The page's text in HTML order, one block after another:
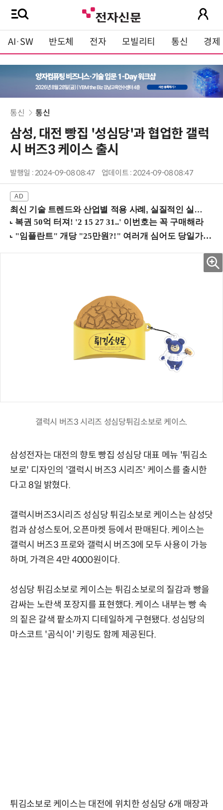
AI·SW 반도체 전자 모빌리티 통신 경제
통신 통신
삼성, 대전 빵집 '성심당'과 협업한 갤럭
시 버즈3 케이스 출시
발행일 : 2024-09-08 08:47 업데이트 : 2024-09-08 08:47
최신 기술 트렌드와 산업별 적용 사례, 실질적인 실행 전략을 공유 (9/18 양재역)
갤럭시 버즈3 시리즈 성심당튀김소보로 케이스.
삼성전자는 대전의 향토 빵집 성심당 대표 메뉴 '튀김소
보로' 디자인의 '갤럭시 버즈3 시리즈' 케이스를 출시한
다고 8일 밝혔다.
갤럭시버즈3시리즈 성심당 튀김소보로 케이스는 삼성닷
컴과 삼성스토어, 오픈마켓 등에서 판매된다. 케이스는
갤럭시 버즈3 프로와 갤럭시 버즈3에 모두 사용이 가능
하며, 가격은 4만 4000원이다.
성심당 튀김소보로 케이스는 튀김소보로의 질감과 빵을
감싸는 노란색 포장지를 표현했다. 케이스 내부는 빵 속
의 짙은 갈색 팥소까지 디테일하게 구현됐다. 성심당의
마스코트 '곰식이' 키링도 함께 제공된다.
튀김소보로 케이스는 대전에 위치한 성심당 6개 매장과